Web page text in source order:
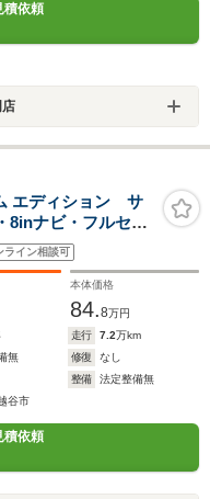
積依頼
エディション サ
8inナビ・フルセ
マートキー・プッ
ール・HIDヘッド
ライン相談可
本体価格
84.8万円
走行 7.2万km
無 修復
なし
整備
法定整備無
谷市
積依頼